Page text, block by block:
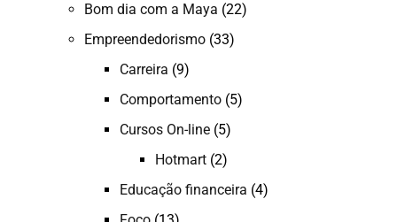
Bom dia com a Maya (22)
Empreendedorismo (33)
Carreira (9)
Comportamento (5)
Cursos On-line (5)
Hotmart (2)
Educação financeira (4)